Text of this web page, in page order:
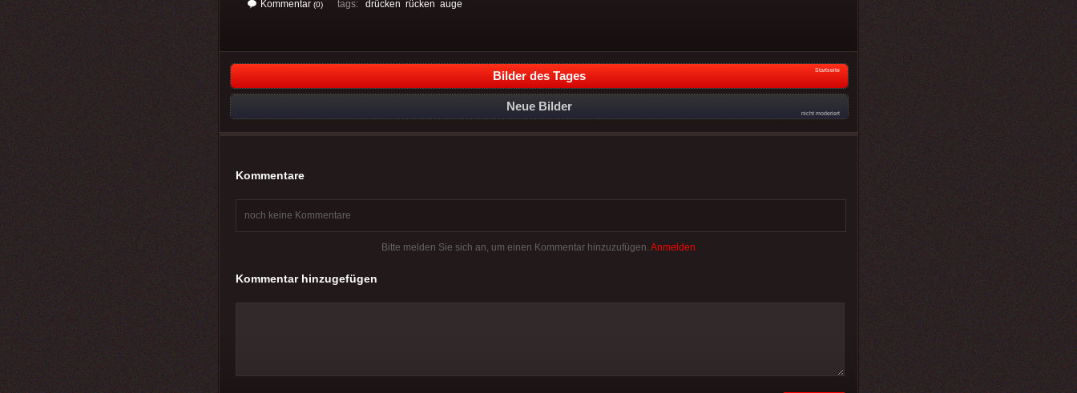
Kommentar (0) tags: drücken rücken auge
Bilder des Tages Startseite
Neue Bilder
nicht moderiert
Kommentare
noch keine Kommentare
Bitte melden Sie sich an, um einen Kommentar hinzuzufügen. Anmelden
Kommentar hinzugefügen